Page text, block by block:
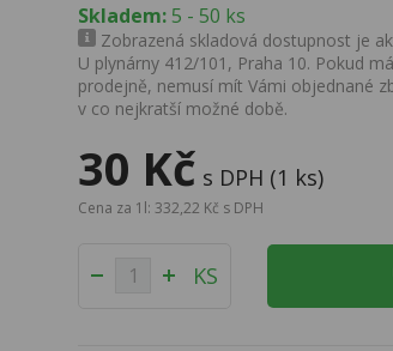
Skladem:5 - 50 ks
Zobrazená skladová dostupnost je
U plynárny 412/101, Praha 10. Pokud
prodejně, nemusí mít Vámi objednané
v co nejkratší možné době.
30 Kč s DPH (1 ks)
Cena za 1l: 332,22 Kč s DPH
KS